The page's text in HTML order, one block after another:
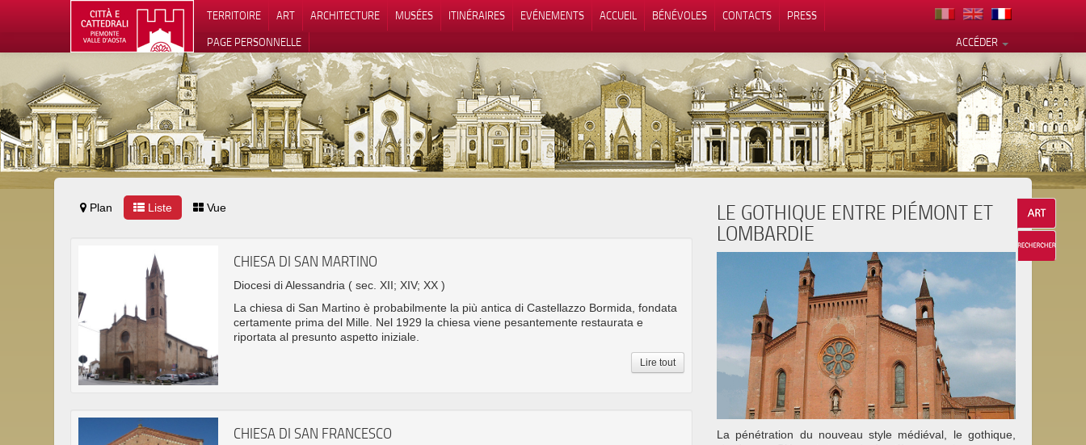
TERRITOIRE ART ARCHITECTURE MUSÉES ITINÉRAIRES EVÉNEMENTS ACCUEIL BÉNÉVOLES CONTACTS
PRESS
ACCÉDER
PAGE PERSONNELLE
Plan Liste Vue
CHIESA DI SAN MARTINO
Diocesi di Alessandria ( sec. XII; XIV; XX )
La chiesa di San Martino è probabilmente la più antica di Castellazzo Bormida, fondata
certamente prima del Mille. Nel 1929 la chiesa viene pesantemente restaurata e
riportata al presunto aspetto iniziale.
Lire tout
CHIESA DI SAN FRANCESCO
LE GOTHIQUE ENTRE PIÉMONT ET
LOMBARDIE
La pénétration du nouveau style médiéval, le gothique,
Vos choix en matière de confidentialité